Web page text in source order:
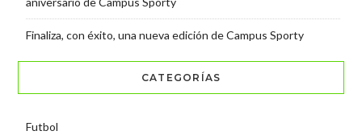
Finaliza, con éxito, una nueva edición de Campus Sporty
CATEGORÍAS
Futbol